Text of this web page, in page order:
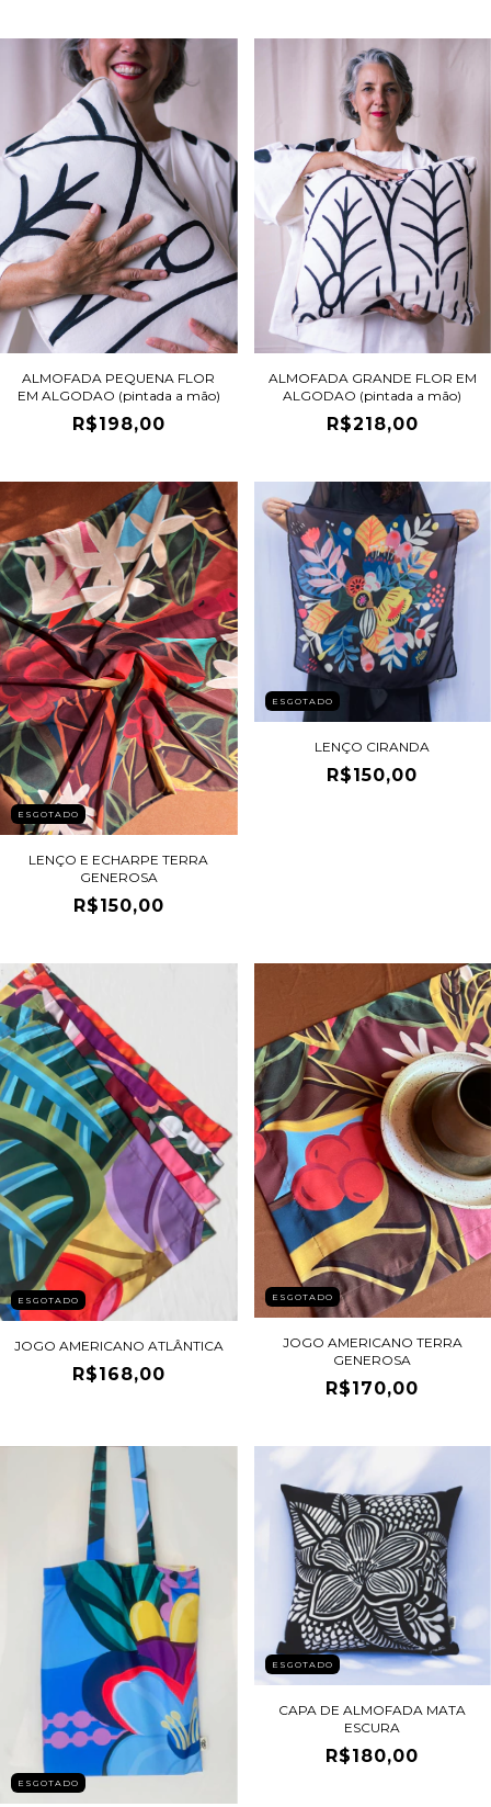
ALMOFADA PEQUENA FLOR
EM ALGODAO (pintada a mão)
R$198,00
ALMOFADA GRANDE FLOR EM
ALGODAO (pintada a mão)
R$218,00
ESGOTADO
LENÇO E ECHARPE TERRA
GENEROSA
R$150,00
ESGOTADO
LENÇO CIRANDA
R$150,00
ESGOTADO
JOGO AMERICANO ATLÂNTICA
R$168,00
ESGOTADO
JOGO AMERICANO TERRA
GENEROSA
R$170,00
ESGOTADO
ESGOTADO
CAPA DE ALMOFADA MATA
ESCURA
R$180,00